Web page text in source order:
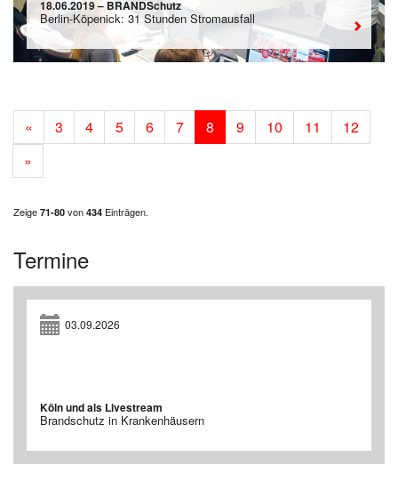
18.06.2019 – BRANDSchutz
Berlin-Köpenick: 31 Stunden Stromausfall
« 3 4 5 6 7 8 9 10 11
12
»
Zeige 71-80 von 434 Einträgen.
Termine
03.09.2026
Köln und als Livestream
Brandschutz in Krankenhäusern